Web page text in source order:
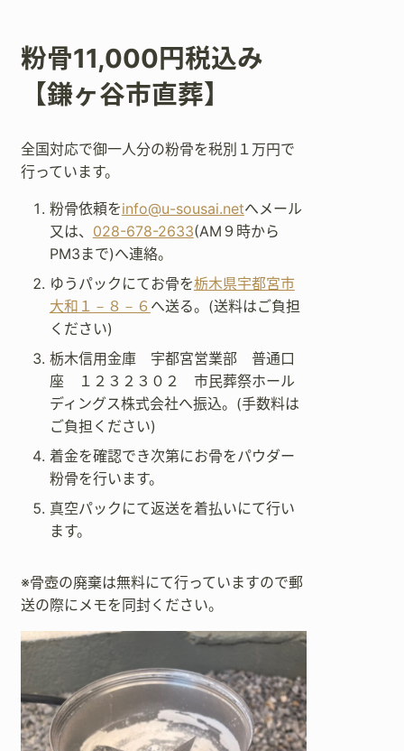
粉骨11,000円税込み
【鎌ヶ谷市直葬】
全国対応で御一人分の粉骨を税別１万円で
行っています。
粉骨依頼をinfo@u-sousai.netへメール
又は、 028-678-2633(AM９時から
PM3まで)へ連絡。
ゆうパックにてお骨を栃木県宇都宮市
大和１－８－６ へ送る。(送料はご負担
ください)
栃木信用金庫 宇都宮営業部 普通口
座 １２３２３０２ 市民葬祭ホール
ディングス株式会社へ振込。(手数料は
ご負担ください)
着金を確認でき次第にお骨をパウダー
粉骨を行います。
真空パックにて返送を着払いにて行い
ます。
※骨壺の廃棄は無料にて行っていますので郵
送の際にメモを同封ください。